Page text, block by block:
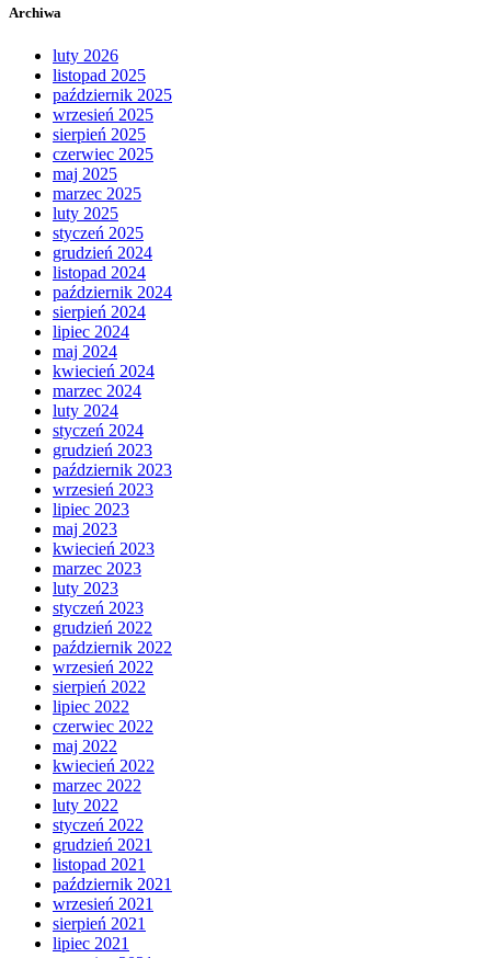
Archiwa
luty 2026
listopad 2025
październik 2025
wrzesień 2025
sierpień 2025
czerwiec 2025
maj 2025
marzec 2025
luty 2025
styczeń 2025
grudzień 2024
listopad 2024
październik 2024
sierpień 2024
lipiec 2024
maj 2024
kwiecień 2024
marzec 2024
luty 2024
styczeń 2024
grudzień 2023
październik 2023
wrzesień 2023
lipiec 2023
maj 2023
kwiecień 2023
marzec 2023
luty 2023
styczeń 2023
grudzień 2022
październik 2022
wrzesień 2022
sierpień 2022
lipiec 2022
czerwiec 2022
maj 2022
kwiecień 2022
marzec 2022
luty 2022
styczeń 2022
grudzień 2021
listopad 2021
październik 2021
wrzesień 2021
sierpień 2021
lipiec 2021